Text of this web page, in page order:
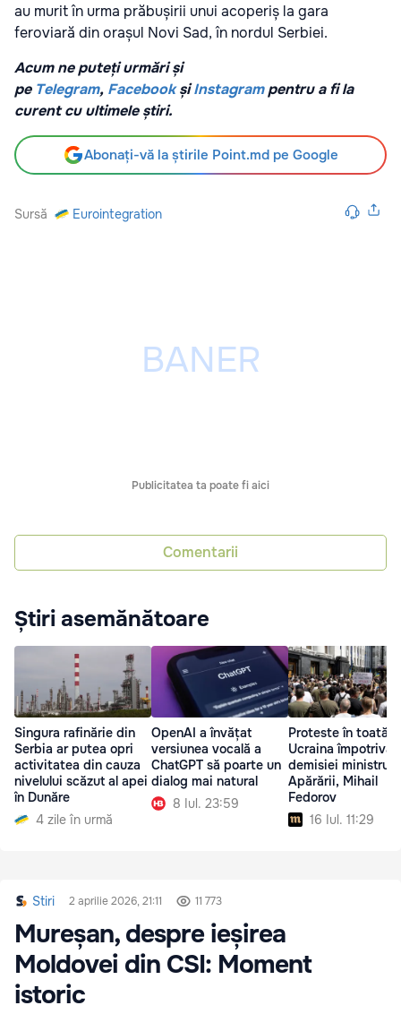
au murit în urma prăbușirii unui acoperiș la gara
feroviară din orașul Novi Sad, în nordul Serbiei.
Acum ne puteți urmări și
pe Telegram, Facebook șiInstagrampentru a fi la
curent cu ultimele știri.
Abonați-vă la știrile Point.md pe Google
Sursă Eurointegration
Publicitatea ta poate fi aici
Comentarii
Știri asemănătoare
Singura rafinărie din
Serbia ar putea opri
activitatea din cauza
nivelului scăzut al apei
în Dunăre
4 zile în urmă
OpenAI a învățat
versiunea vocală a
ChatGPT să poarte un
dialog mai natural
8 Iul. 23:59
Proteste în toată
Ucraina împotriva
demisiei
Apărării, Mihail
Fedorov
16 Iul. 11:29
Stiri 2 aprilie 2026, 21:11 11 773
Mureșan, despre ieșirea
Moldovei din CSI: Moment
istoric